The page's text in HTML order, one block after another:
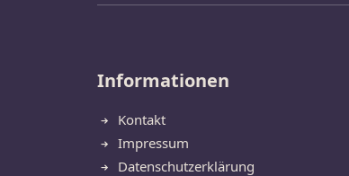
Informationen
Kontakt
Impressum
Datenschutzerklärung